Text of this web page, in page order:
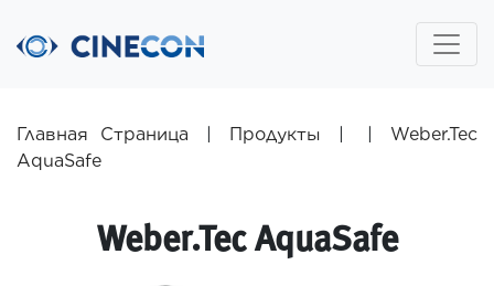
Главная Страница | Продукты | |
Weber.Tec
AquaSafe
Weber.Tec AquaSafe